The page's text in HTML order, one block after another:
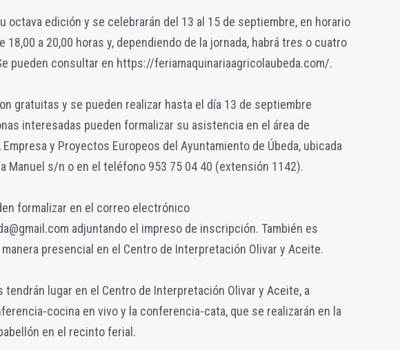
octava edición y se celebrarán del 13 al 15 de septiembre, en horario
18,00 a 20,00 horas y, dependiendo de la jornada, habrá tres o cuatro
pueden consultar en https://feriamaquinariaagricolaubeda.com/.
gratuitas y se pueden realizar hasta el día 13 de septiembre
interesadas pueden formalizar su asistencia en el área de
y Proyectos Europeos del Ayuntamiento de Úbeda, ubicada
Manuel s/n o en el teléfono 953 75 04 40 (extensión 1142).
formalizar en el correo electrónico
adjuntando el impreso de inscripción. También es
presencial en el Centro de Interpretación Olivar y Aceite.
tendrán lugar en el Centro de Interpretación Olivar y Aceite, a
cocina en vivo y la conferencia-cata, que se realizarán en la
en el recinto ferial.